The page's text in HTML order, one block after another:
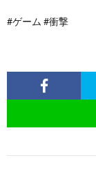
#ゲーム #衝撃